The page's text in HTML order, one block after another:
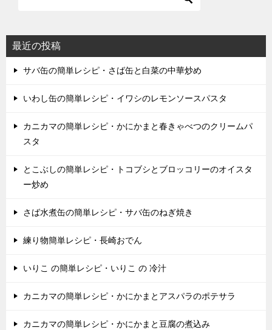
最近の投稿
サバ缶の簡単レシピ・さば缶と白菜の中華炒め
いわし缶の簡単レシピ・イワシのレモンソースパスタ
カニカマの簡単レシピ・かにかまと春きゃべつのクリームパ
スタ
とこぶしの簡単レシピ・トコブシとブロッコリーのオイスタ
ー炒め
さば水煮缶の簡単レシピ・サバ缶のねぎ焼き
練り物簡単レシピ・長崎おでん
いりこ の簡単レシピ・いりこ の 冷汁
カニカマの簡単レシピ・かにかまとアスパラのポテサラ
カニカマの簡単レシピ・かにかまと豆腐の煮込み